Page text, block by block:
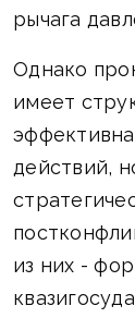
рычага
Однако
имеет
действий,
из них -